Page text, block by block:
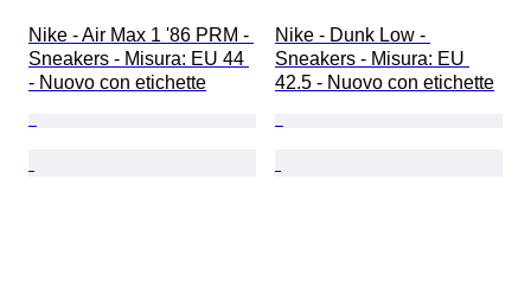
Nike - Air Max 1 '86 PRM -
Sneakers - Misura: EU 44
- Nuovo con etichette
Nike - Dunk Low -
Sneakers - Misura: EU
42.5 - Nuovo con etichette